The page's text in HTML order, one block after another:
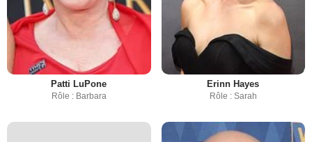
Patti LuPone
Rôle : Barbara
Erinn Hayes
Rôle : Sarah